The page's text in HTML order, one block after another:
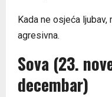
Kada ne osjeća
agresivna.
Sova (23.
decembar)